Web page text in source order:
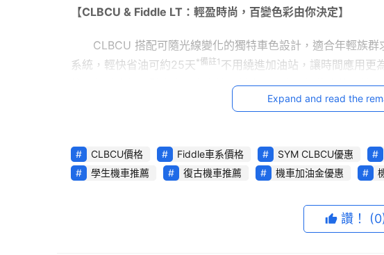
【CLBCU & Fiddle LT：輕盈時尚，百變色彩由你決定】
CLBCU 搭配可隨光線變化的獨特車色設計，適合年輕族群
系統，輕快省油可約25天*備註1 不用繞進加油站，讓時間應用更
算是新手也能輕鬆牽車、立中柱；低座高配上平坦的座墊設計
Expand and read the
CLBCU價格 Fiddle車系價格 SYM CLBCU優惠
學生機車推薦
復古機車推薦 機車加油金優惠
讚！